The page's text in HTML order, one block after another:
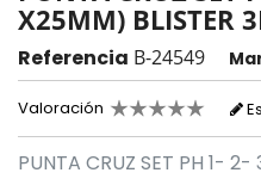
X25MM) BLISTER
Referencia B-24549
Valoración
PUNTA CRUZ SET PH 1-